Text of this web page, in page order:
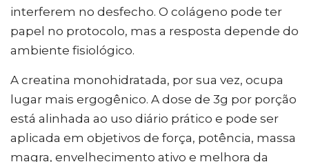
interferem no desfecho. O colágeno pode ter
papel no protocolo, mas a resposta depende do
ambiente fisiológico.
A creatina monohidratada, por sua vez, ocupa
lugar mais ergogênico. A dose de 3g por porção
está alinhada ao uso diário prático e pode ser
aplicada em objetivos de força, potência, massa
magra, envelhecimento ativo e melhora da